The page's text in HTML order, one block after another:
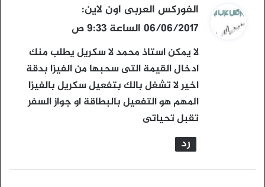
ي
ق
و
ل
الفوركس العربى اون لاين:
06/06/2017 الساعة 9:33 ص
لا يمكن استاذ محمد لا سكريل يطلب منك
ادخال القيمة التى سحبها من الفيزا بدقة
اخير لا تشغل بالك بتفعيل سكريل بالفيزا
المهم هو التفعيل بالبطاقة او جواز السفر
تقبل تحياتى
رد